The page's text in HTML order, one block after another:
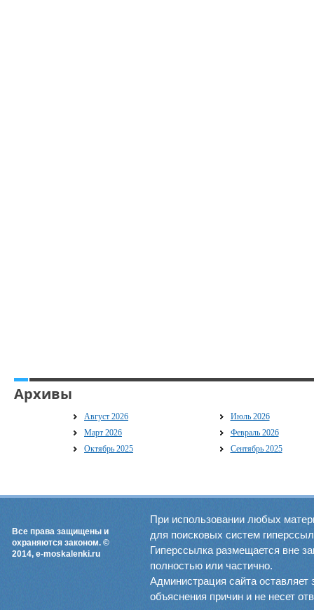
Архивы
Август 2026
Июль 2026
Март 2026
Февраль 2026
Октябрь 2025
Сентябрь 2025
Все права защищены и
охраняются законом. ©
2014, e-moskalenki.ru
При использовании любых
для поисковых систем
Гиперссылка размещается вне
полностью или частично.
Администрация сайта оставляет
объяснения причин и не несет